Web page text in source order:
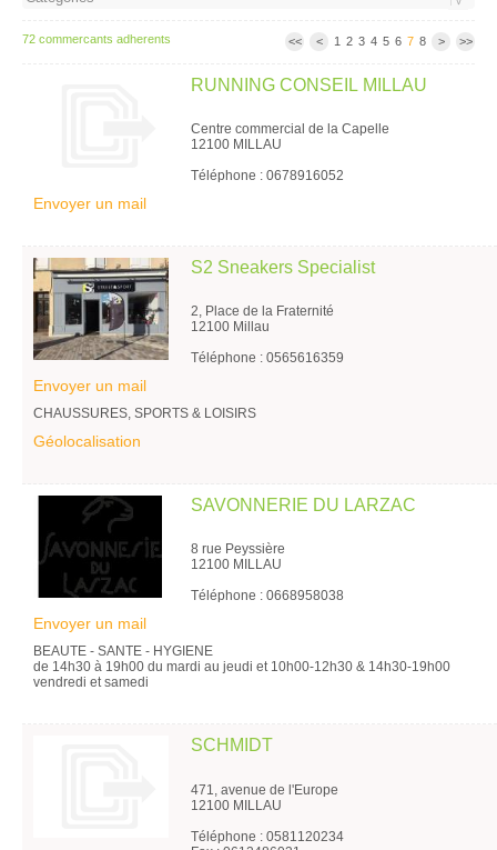
72 commercants adherents << < 1 2 3 4 5 6 7 8 > >>
RUNNING CONSEIL MILLAU
Centre commercial de la Capelle
12100 MILLAU
Téléphone : 0678916052
Envoyer un mail
S2 Sneakers Specialist
2, Place de la Fraternité
12100 Millau
Téléphone : 0565616359
Envoyer un mail
CHAUSSURES, SPORTS & LOISIRS
Géolocalisation
SAVONNERIE DU LARZAC
8 rue Peyssière
12100 MILLAU
Téléphone : 0668958038
Envoyer un mail
BEAUTE - SANTE - HYGIENE
de 14h30 à 19h00 du mardi au jeudi et 10h00-12h30 & 14h30-19h00
vendredi et samedi
SCHMIDT
471, avenue de l'Europe
12100 MILLAU
Téléphone : 0581120234